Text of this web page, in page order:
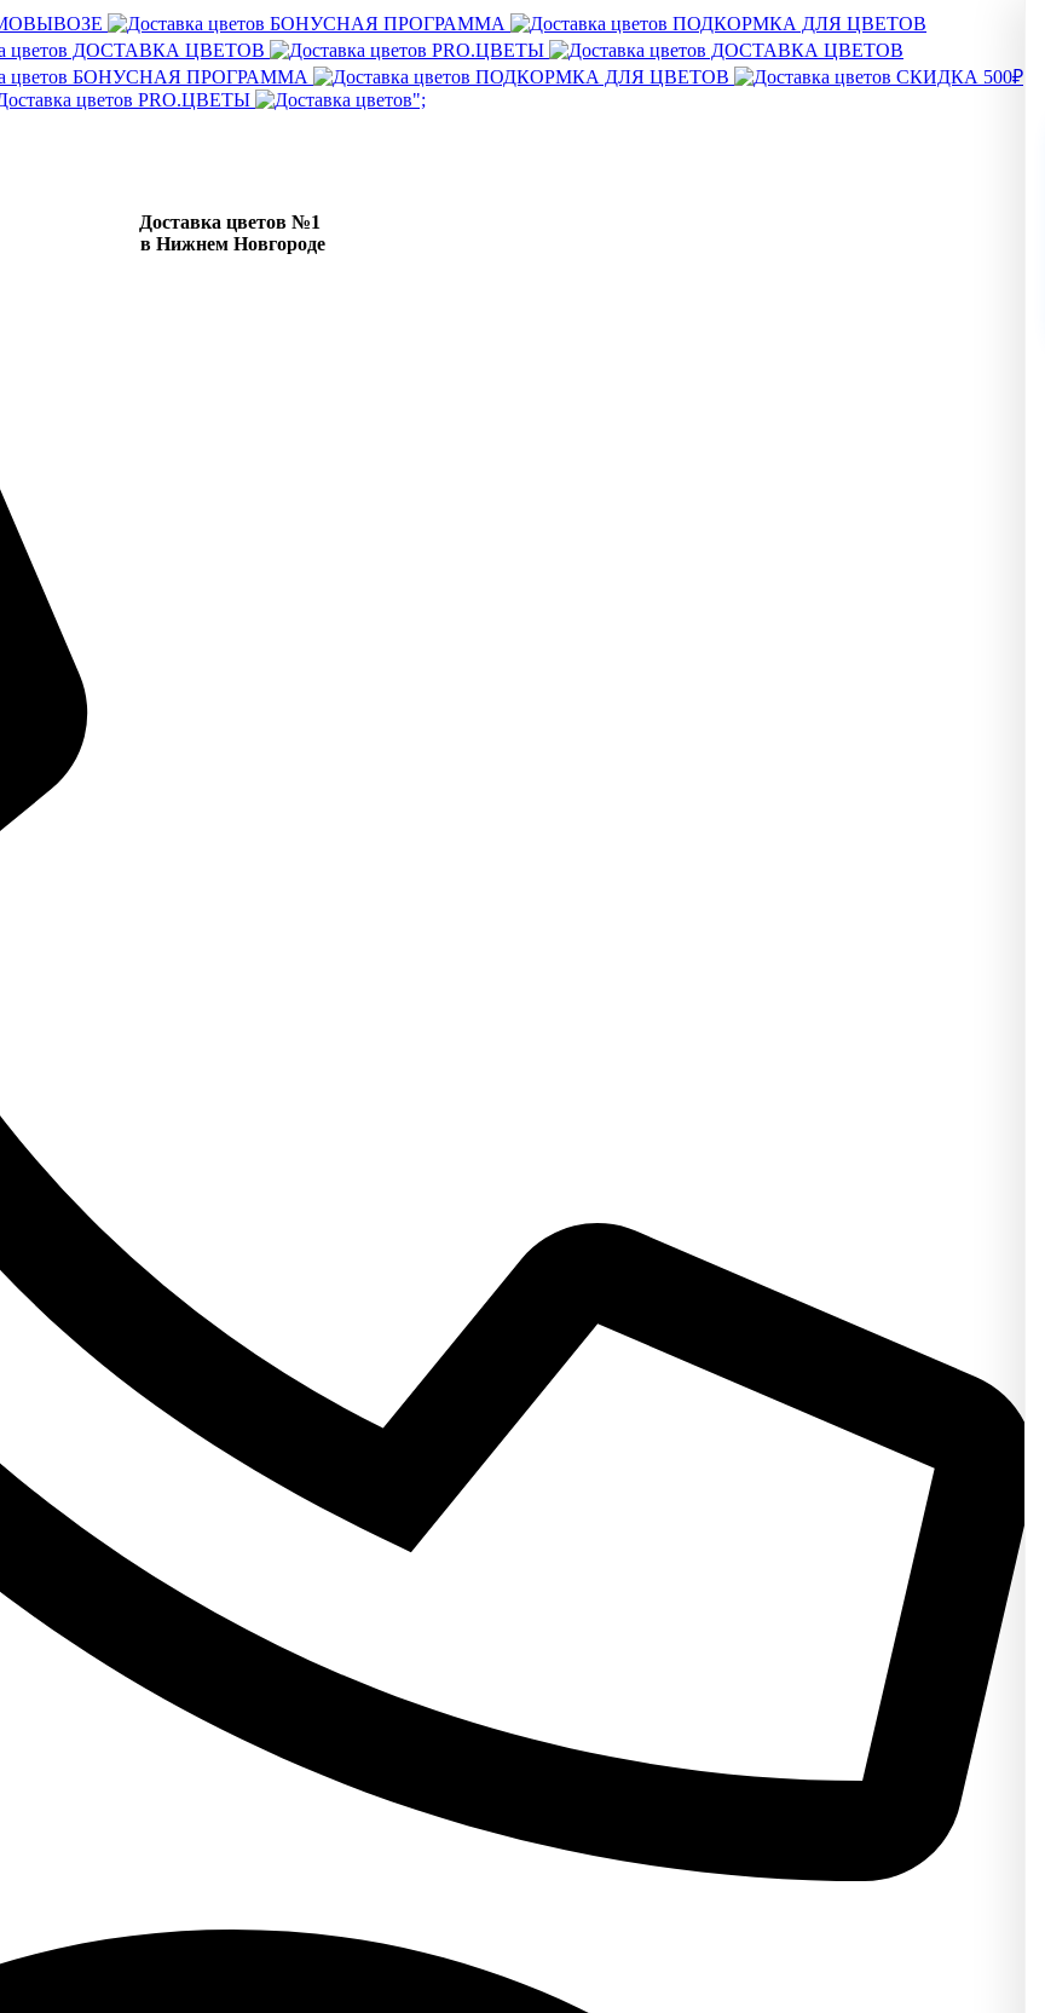
БОНУСНАЯ ПРОГРАММА
ПОДКОРМКА ДЛЯ ЦВЕТОВ
ДОСТАВКА ЦВЕТОВ PRO.ЦВЕТЫ
ДОСТАВКА ЦВЕТОВ
БОНУСНАЯ ПРОГРАММА ПОДКОРМКА ДЛЯ ЦВЕТОВ
СКИДКА 500₽
PRO.ЦВЕТЫ
";
Доставка цветов №1
в Нижнем Новгороде